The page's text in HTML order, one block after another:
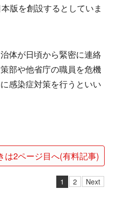
版を創設するとしていま
体が日頃から緊密に連絡
部や他省庁の職員を危機
感染症対策を行うといい
は2ページ目へ(有料記事)
1 2 Next